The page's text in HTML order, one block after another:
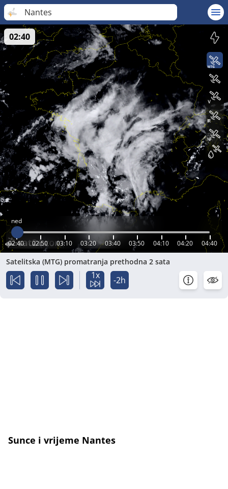
Nantes
ned
02:40 02:50 03:10 03:20 03:40 03:50 04:10 04:20 04:40
02:40
Satelitska (MTG) promatranja prethodna 2 sata
1x -2h
Sunce i vrijeme Nantes